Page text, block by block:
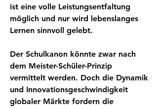
ist eine volle Leistungsentfaltung
möglich und nur wird lebenslanges
Lernen sinnvoll gelebt.
Der Schulkanon könnte zwar nach
dem Meister-Schüler-Prinzip
vermittelt werden. Doch die Dynamik
und Innovationsgeschwindigkeit
globaler Märkte fordern die